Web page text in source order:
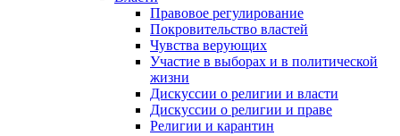
Правовое регулирование
Покровительство властей
Чувства верующих
Участие в выборах и в политической
жизни
Дискуссии о религии и власти
Дискуссии о религии и праве
Религии и карантин